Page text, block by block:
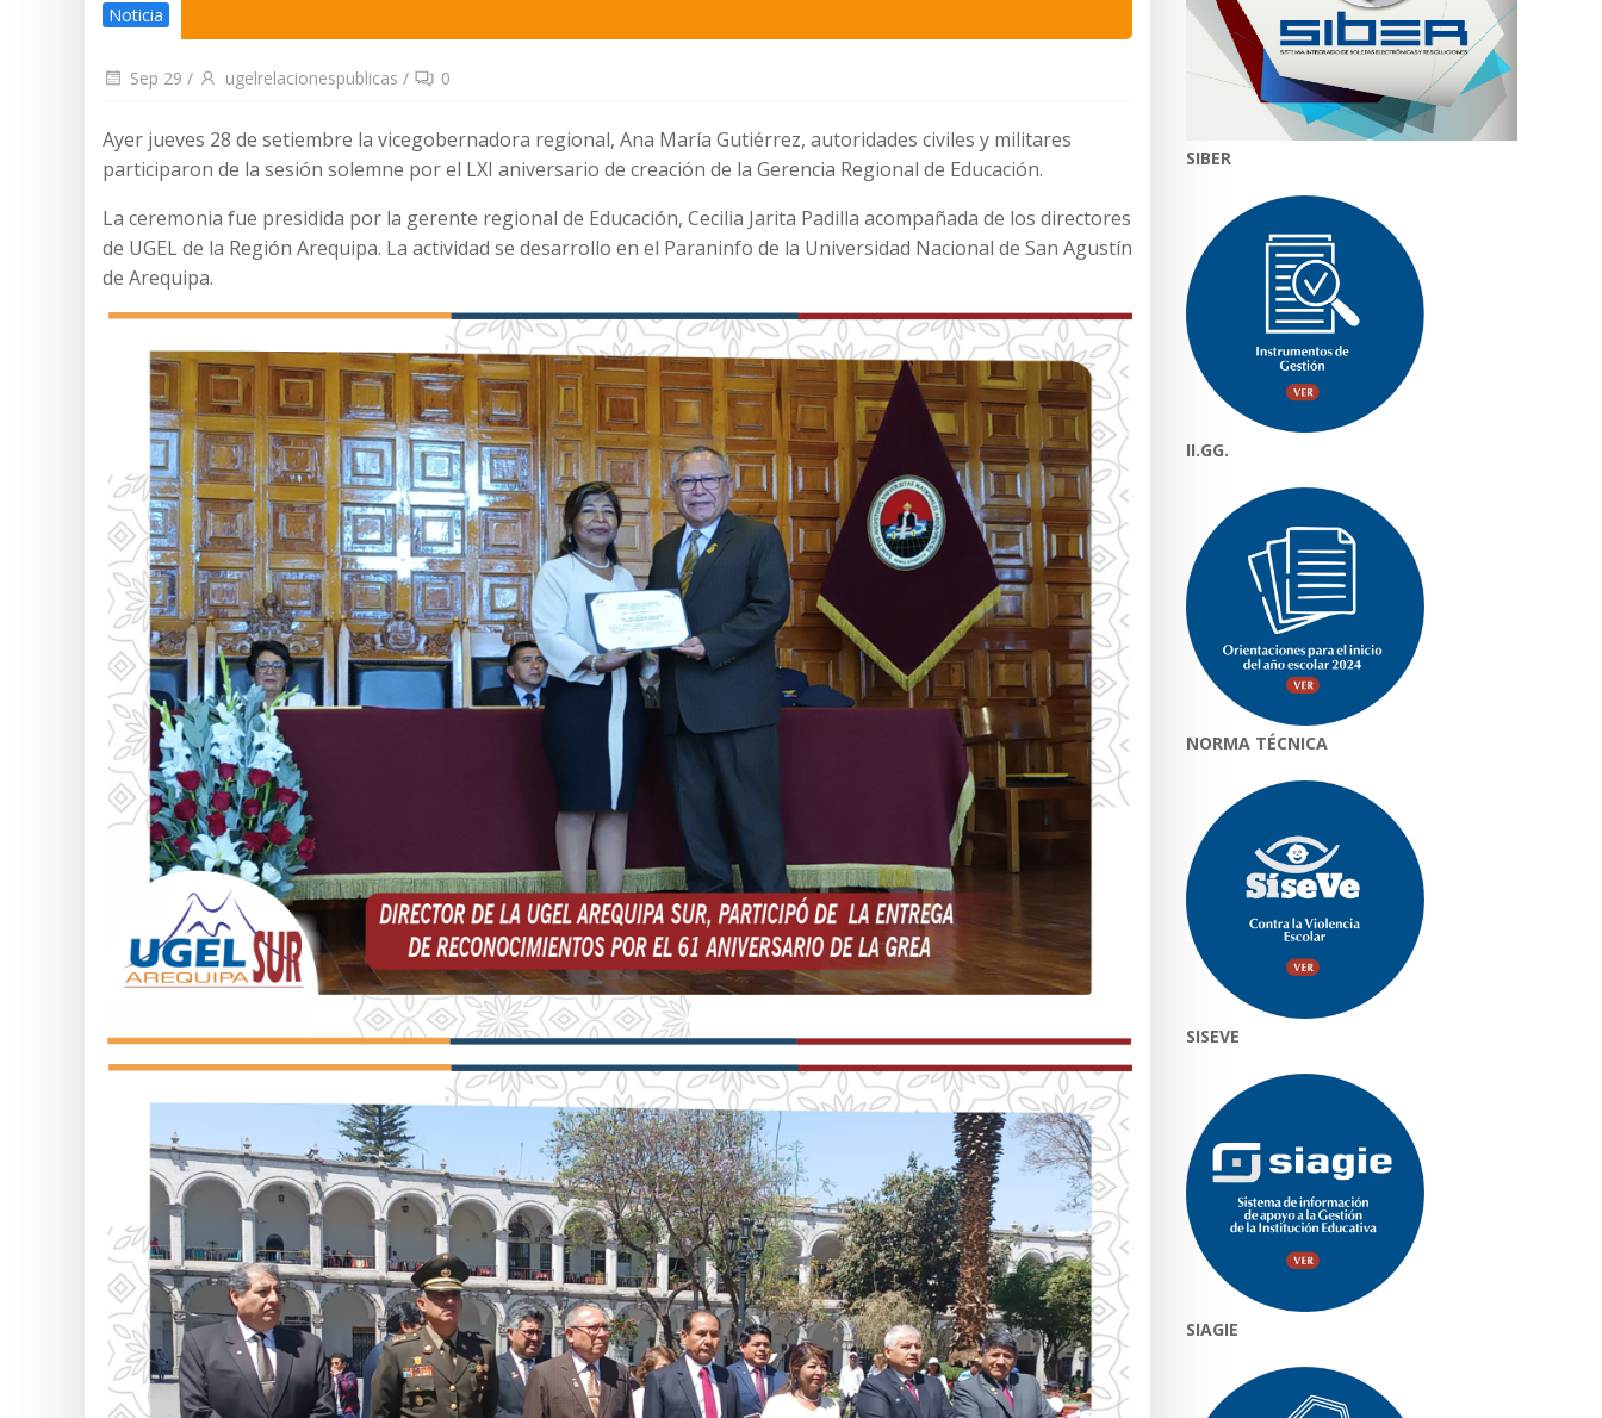
Noticia
Sep 29 / ugelrelacionespublicas / 0
Ayer jueves 28 de setiembre la vicegobernadora regional, Ana María Gutiérrez, autoridades civiles y militares
participaron de la sesión solemne por el LXI aniversario de creación de la Gerencia Regional de Educación.
La ceremonia fue presidida por la gerente regional de Educación, Cecilia Jarita Padilla acompañada de los directores
de UGEL de la Región Arequipa. La actividad se desarrollo en el Paraninfo de la Universidad Nacional de San Agustín
de Arequipa.
SIBER
II.GG.
NORMA TÉCNICA
SISEVE
SIAGIE